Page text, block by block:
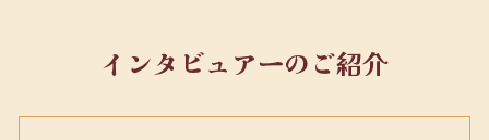
Ｚガンダム」（原画）。1986年（ＴＶ）「マシンロボ ク
インタビュアーのご紹介